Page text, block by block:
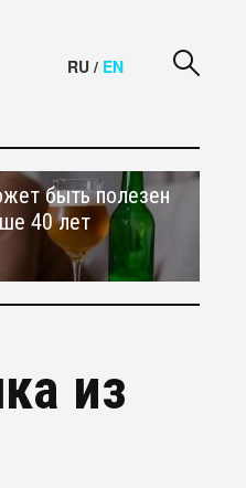
RU / EN
быть полезен
40 лет
из